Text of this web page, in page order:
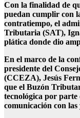
Con la finalidad de
puedan cumplir con
contratiempo, el
Tributaria (SAT),
plática donde dio
En el marco de la
presidente del
(CCEZA), Jesús
que el Buzón
tecnológica por
comunicación con